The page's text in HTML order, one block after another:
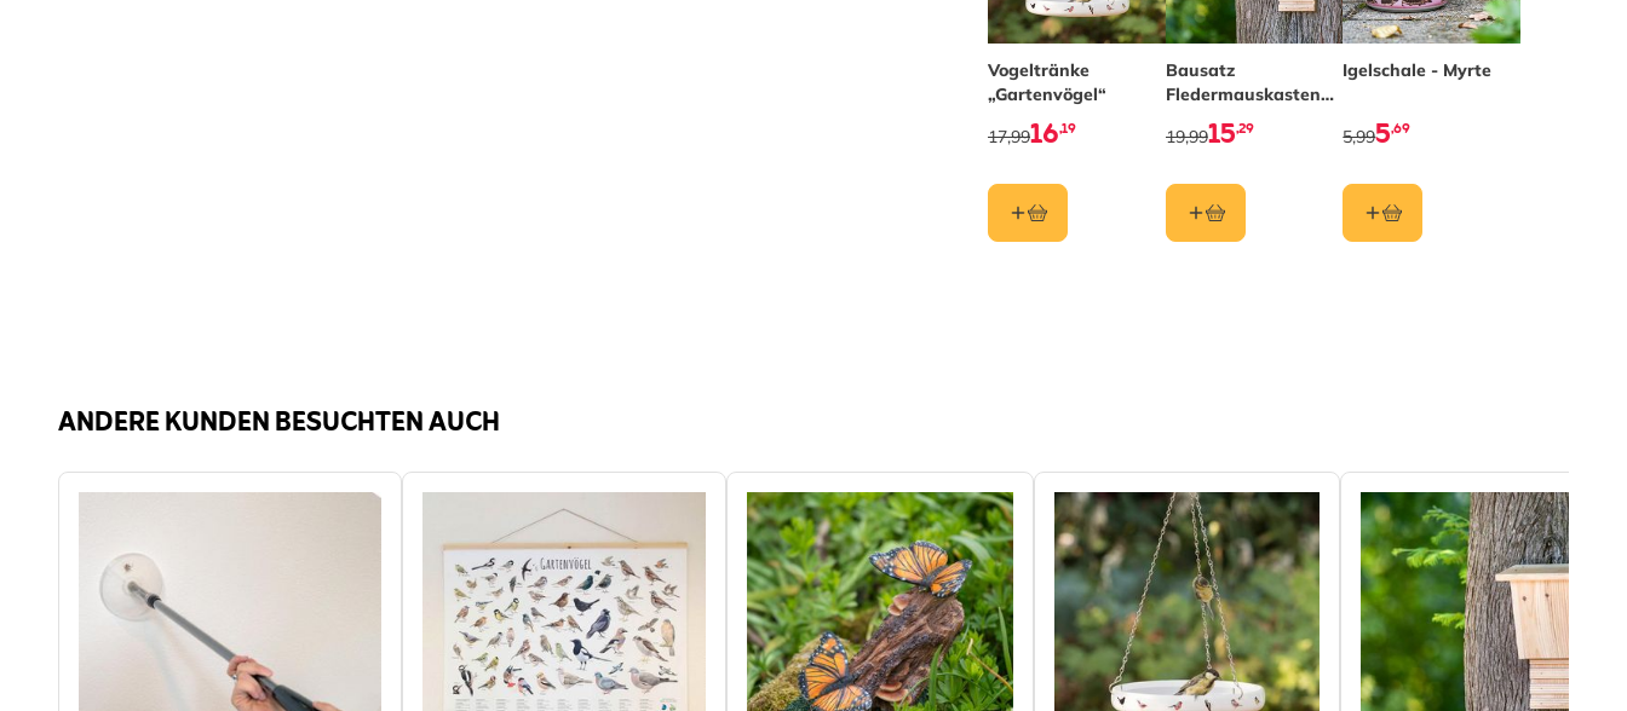
Vogeltränke
„Gartenvögel“
16,19
17,99
Bausatz
Fledermauskasten
„Igor”15,29
19,99
Igelschale - Myrte
5,69
5,99
ANDERE KUNDEN BESUCHTEN AUCH